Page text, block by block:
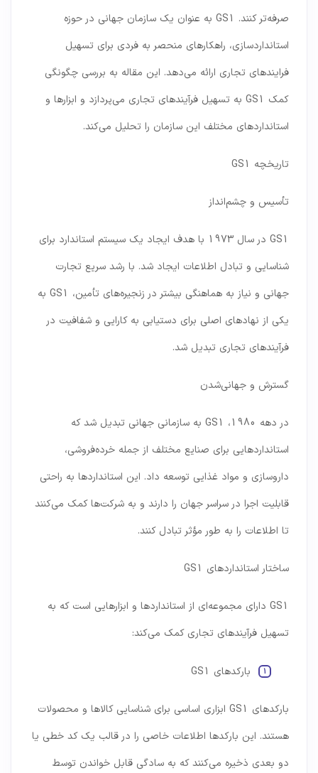
صرفه‌تر کنند. GS1 به عنوان یک سازمان جهانی در حوزه
استانداردسازی، راهکارهای منحصر به فردی برای تسهیل
فرایندهای تجاری ارائه می‌دهد. این مقاله به بررسی چگونگی
کمک GS1 به تسهیل فرآیندهای تجاری می‌پردازد و ابزارها و
استانداردهای مختلف این سازمان را تحلیل می‌کند.
تاریخچه GS1
تأسیس و چشم‌انداز
GS1 در سال 1973 با هدف ایجاد یک سیستم استاندارد برای
شناسایی و تبادل اطلاعات ایجاد شد. با رشد سریع تجارت
جهانی و نیاز به هماهنگی بیشتر در زنجیره‌های تأمین، GS1 به
یکی از نهادهای اصلی برای دستیابی به کارایی و شفافیت در
فرآیندهای تجاری تبدیل شد.
گسترش و جهانی‌شدن
در دهه 1980، GS1 به سازمانی جهانی تبدیل شد که
استانداردهایی برای صنایع مختلف از جمله خرده‌فروشی،
داروسازی و مواد غذایی توسعه داد. این استانداردها به راحتی
قابلیت اجرا در سراسر جهان را دارند و به شرکت‌ها کمک می‌کنند
تا اطلاعات را به طور مؤثر تبادل کنند.
ساختار استانداردهای GS1
GS1 دارای مجموعه‌ای از استانداردها و ابزارهایی است که به
تسهیل فرآیندهای تجاری کمک می‌کند:
بارکدهای GS1
بارکدهای GS1 ابزاری اساسی برای شناسایی کالاها و محصولات
هستند. این بارکدها اطلاعات خاصی را در قالب یک کد خطی یا
دو بعدی ذخیره می‌کنند که به سادگی قابل خواندن توسط